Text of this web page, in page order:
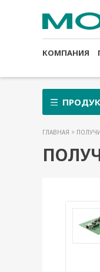
КОМПАНИЯ
ГЛАВНАЯ >